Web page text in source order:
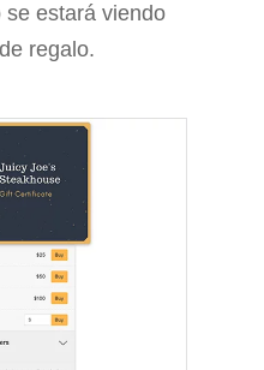
estará viendo
regalo.